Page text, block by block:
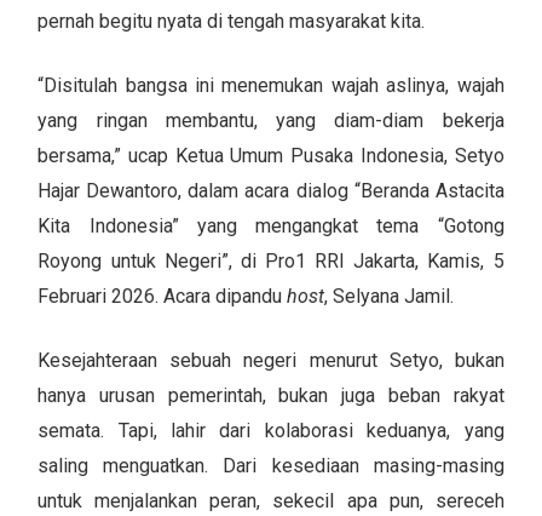
pernah begitu nyata di tengah masyarakat kita.
“Disitulah bangsa ini menemukan wajah aslinya, wajah
yang ringan membantu, yang diam-diam bekerja
bersama,” ucap Ketua Umum Pusaka Indonesia, Setyo
Hajar Dewantoro, dalam acara dialog “Beranda Astacita
Kita Indonesia” yang mengangkat tema “Gotong
Royong untuk Negeri”, di Pro1 RRI Jakarta, Kamis, 5
Februari 2026. Acara dipandu host, Selyana Jamil.
Kesejahteraan sebuah negeri menurut Setyo, bukan
hanya urusan pemerintah, bukan juga beban rakyat
semata. Tapi, lahir dari kolaborasi keduanya, yang
saling menguatkan. Dari kesediaan masing-masing
untuk menjalankan peran, sekecil apa pun, sereceh